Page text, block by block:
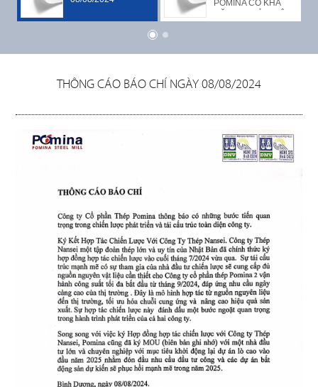
CÔNG
PHỐI
CÔNG
TRÌNH
CỔ
ĐÔNG
ĐÃ CHẠY 80 - 90%
CÔNG SUẤT
THÉP 1 TRIỆU KẾT
HỢP GIỮA LÒ CAO
LƯỢNG VÀ NĂNG
POMINA CÓ KHẢ
THÔNG CÁO BÁO CHÍ NGÀY 08/08/2024